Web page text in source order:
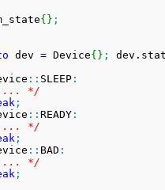
{ } ;
dev = Device{ } ; dev.
:: SLEEP:
... */
;
:: READY:
... */
;
:: BAD :
... */
;